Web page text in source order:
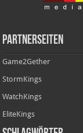
Partnerseiten
Game2Gether
StormKings
WatchKings
EliteKings